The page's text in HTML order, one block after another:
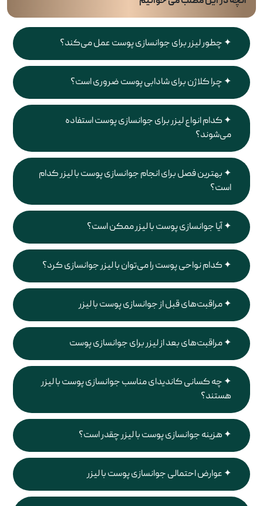
چطور لیزر برای جوانسازی پوست عمل می‌کند؟
چرا کلاژن برای شادابی پوست ضروری است؟
کدام انواع لیزر برای جوانسازی پوست استفاده
می‌شوند؟
بهترین فصل برای انجام جوانسازی پوست با لیزر کدام
است؟
آیا جوانسازی پوست با لیزر ممکن است؟
کدام نواحی پوست را می‌توان با لیزر جوانسازی کرد؟
مراقبت‌های قبل از جوانسازی پوست با لیزر
مراقبت‌های بعد از لیزر برای جوانسازی پوست
چه کسانی کاندیدای مناسب جوانسازی پوست با لیزر
هستند؟
هزینه جوانسازی پوست با لیزر چقدر است؟
عوارض احتمالی جوانسازی پوست با لیزر